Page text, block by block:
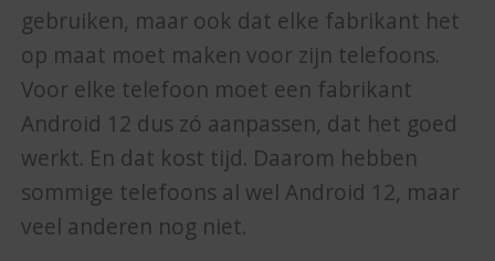
gebruiken, maar ook dat elke fabrikant het
op maat moet maken voor zijn telefoons.
Voor elke telefoon moet een fabrikant
Android 12 dus zó aanpassen, dat het goed
werkt. En dat kost tijd. Daarom hebben
sommige telefoons al wel Android 12, maar
veel anderen nog niet.